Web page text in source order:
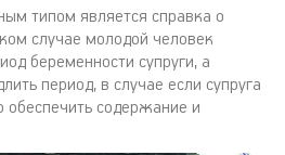
типом является справка о
случае молодой человек
беременности супруги, а
период, в случае если супруга
содержание и